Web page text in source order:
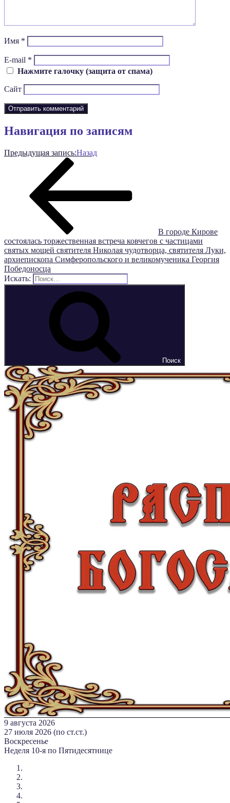
Имя *
E-mail *
Нажмите галочку (защита от спама)
Сайт
Навигация по записям
Предыдущая запись:Назад
В городе Кирове
состоялась торжественная встреча ковчегов с частицами
святых мощей святителя Николая чудотворца, святителя Луки,
архиепископа Симферопольского и великомученика Георгия
Победоносца
Искать:
Поиск
9 августа 2026
27 июля 2026 (по ст.ст.)
Воскресенье
Неделя 10-я по Пятидесятнице